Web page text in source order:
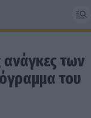
ανάγκες των
του